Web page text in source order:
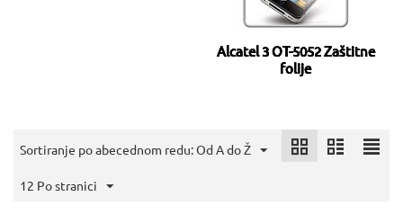
Alcatel 3 OT-5052 Zaštitne
folije
Sortiranje po abecednom redu: Od A do Ž
12 Po stranici